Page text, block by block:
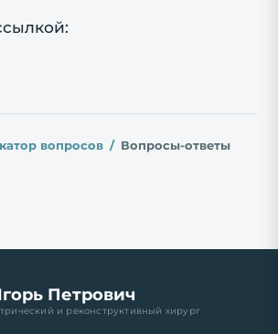
вопросов Вопросы-ответы
Петрович
и реконструктивный хирург